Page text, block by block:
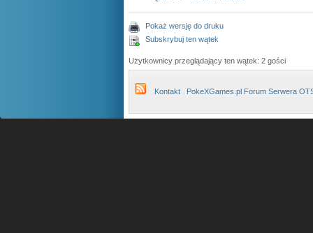
Pokaż wersję do druku
Subskrybuj ten wątek
Użytkownicy przeglądający ten wątek: 2 gości
Kontakt PokeXGames.pl Forum Serwera